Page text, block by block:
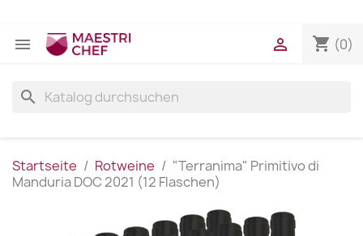
 shopping_cart (0)

search
Startseite Rotweine
"Terranima" Primitivo di
Manduria DOC 2021 (12 Flaschen)